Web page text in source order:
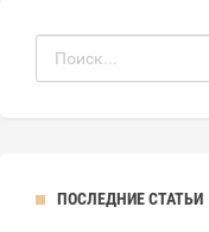
ПОСЛЕДНИЕ СТАТЬИ